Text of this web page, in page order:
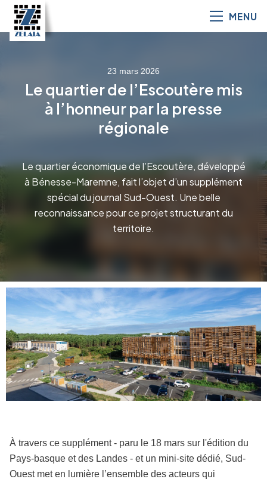
MENU
Le quartier de l’Escoutère mis
à l’honneur par la presse
régionale
23 mars 2026
Le quartier économique de l’Escoutère, développé
à Bénesse-Maremne, fait l’objet d’un supplément
spécial du journal Sud-Ouest. Une belle
reconnaissance pour ce projet structurant du
territoire.
À travers ce supplément - paru le 18 mars sur l'édition du
Pays-basque et des Landes - et un mini-site dédié, Sud-
Ouest met en lumière l’ensemble des acteurs qui